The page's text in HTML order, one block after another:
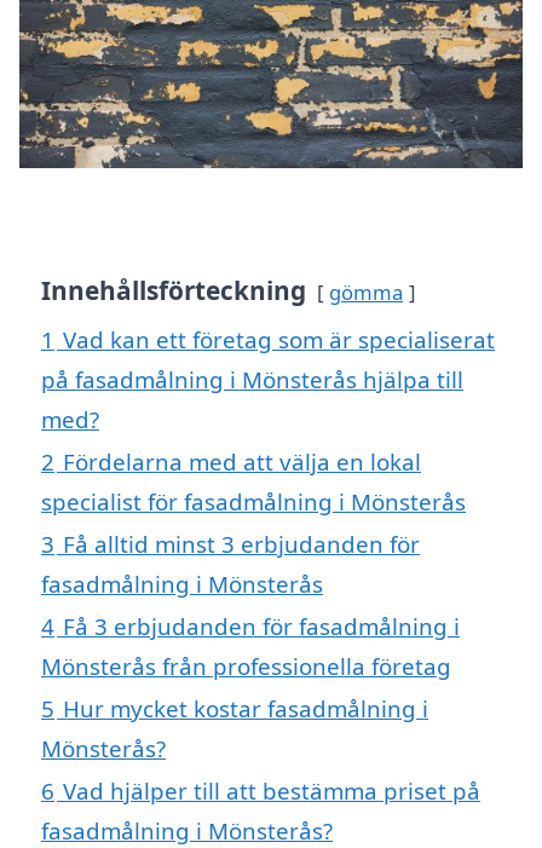
Innehållsförteckning gömma
1 Vad kan ett företag som är specialiserat
på fasadmålning i Mönsterås hjälpa till
med?
2 Fördelarna med att välja en lokal
specialist för fasadmålning i Mönsterås
3 Få alltid minst 3 erbjudanden för
fasadmålning i Mönsterås
4 Få 3 erbjudanden för fasadmålning i
Mönsterås från professionella företag
5 Hur mycket kostar fasadmålning i
Mönsterås?
6 Vad hjälper till att bestämma priset på
fasadmålning i Mönsterås?